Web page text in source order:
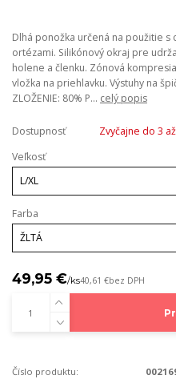
Dlhá ponožka určená na použitie s
ortézami. Silikónový okraj pre
holene a členku. Zónová
vložka na priehlavku. Výstuhy na
ZLOŽENIE: 80% P... celý popis
Dostupnosť
Zvyčajne do 3
Veľkosť
Farba
49,95 €/ks40,61 €bez DPH
Číslo produktu: